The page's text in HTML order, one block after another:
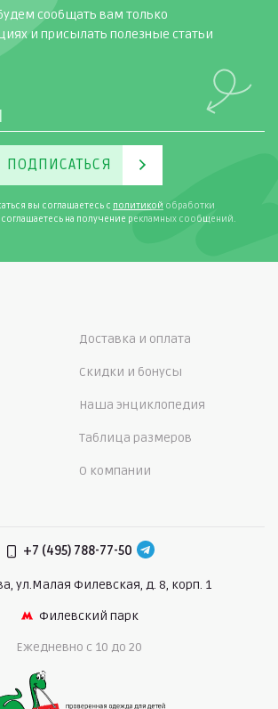
сообщать вам только
и присылать полезные статьи
ПОДПИСАТЬСЯ
вы соглашаетесь с политикой обработки
на получение рекламных сообщений.
Доставка и оплата
Скидки и бонусы
Наша энциклопедия
Таблица размеров
О компании
+7 (495) 788-77-50
ул.Малая Филевская, д. 8, корп. 1
Филевский парк
Ежедневно c 10 до 20